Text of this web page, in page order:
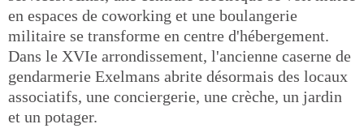
en espaces de coworking et une boulangerie
militaire se transforme en centre d'hébergement.
Dans le XVIe arrondissement, l'ancienne caserne de
gendarmerie Exelmans abrite désormais des locaux
associatifs, une conciergerie, une crèche, un jardin
et un potager.